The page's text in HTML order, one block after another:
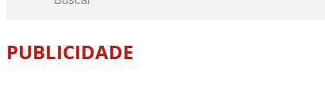
PUBLICIDADE